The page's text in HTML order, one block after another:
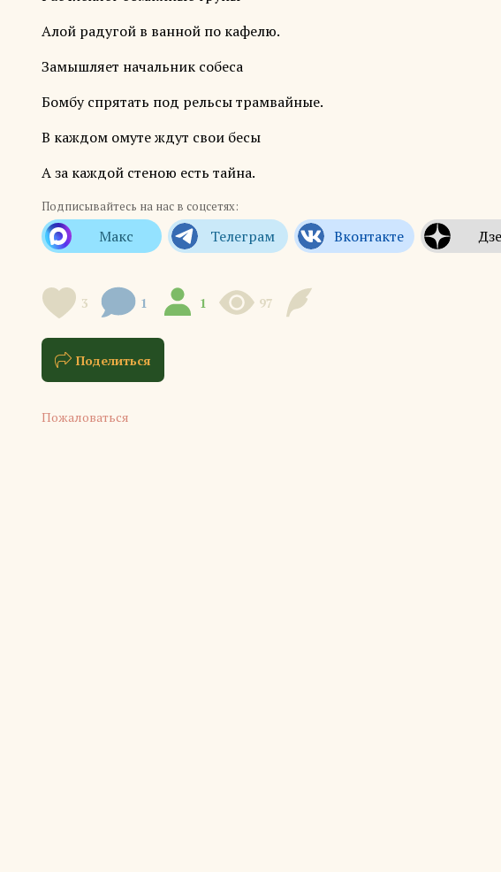
Алой радугой в ванной по кафелю.
Замышляет начальник собеса
Бомбу спрятать под рельсы трамвайные.
В каждом омуте ждут свои бесы
А за каждой стеною есть тайна.
Подписывайтесь на нас в соцсетях:
3 1 1 97
Поделиться
Пожаловаться